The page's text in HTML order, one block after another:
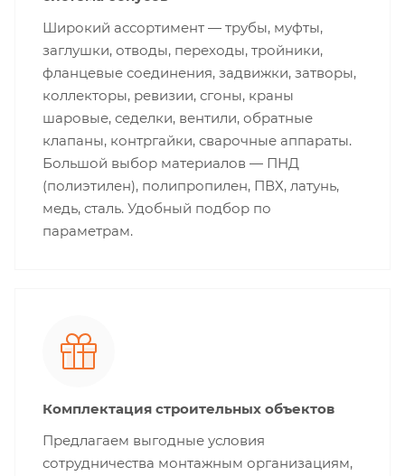
Широкий ассортимент — трубы, муфты,
заглушки, отводы, переходы, тройники,
фланцевые соединения, задвижки, затворы,
коллекторы, ревизии, сгоны, краны
шаровые, седелки, вентили, обратные
клапаны, контргайки, сварочные аппараты.
Большой выбор материалов — ПНД
(полиэтилен), полипропилен, ПВХ, латунь,
медь, сталь. Удобный подбор по
параметрам.
Комплектация строительных объектов
Предлагаем выгодные условия
сотрудничества монтажным организациям,